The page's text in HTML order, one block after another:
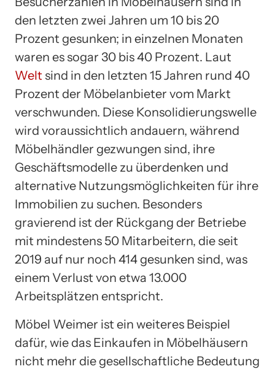
den letzten zwei Jahren um 10 bis 20
Prozent gesunken; in einzelnen Monaten
waren es sogar 30 bis 40 Prozent. Laut
Welt sind in den letzten 15 Jahren rund 40
Prozent der Möbelanbieter vom Markt
verschwunden. Diese Konsolidierungswelle
wird voraussichtlich andauern, während
Möbelhändler gezwungen sind, ihre
Geschäftsmodelle zu überdenken und
alternative Nutzungsmöglichkeiten für ihre
Immobilien zu suchen. Besonders
gravierend ist der Rückgang der Betriebe
mit mindestens 50 Mitarbeitern, die seit
2019 auf nur noch 414 gesunken sind, was
einem Verlust von etwa 13.000
Arbeitsplätzen entspricht.
Möbel Weimer ist ein weiteres Beispiel
dafür, wie das Einkaufen in Möbelhäusern
nicht mehr die gesellschaftliche Bedeutung